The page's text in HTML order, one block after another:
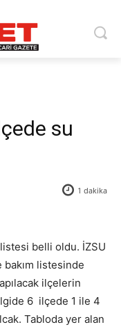
su
1 dakika
belli oldu. İZSU
bakım listesinde
ilçelerin
6 ilçede 1 ile 4
Tabloda yer alan